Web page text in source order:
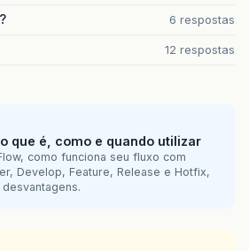
6 respostas
12 respostas
que é, como e quando utilizar
como funciona seu fluxo com
Develop, Feature, Release e Hotfix,